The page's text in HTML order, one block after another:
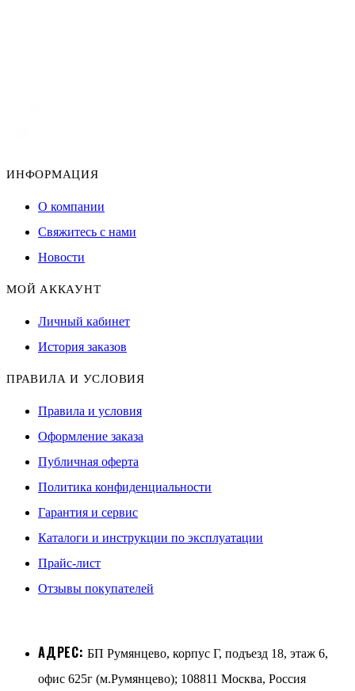
ИНФОРМАЦИЯ
О компании
Свяжитесь с нами
Новости
МОЙ АККАУНТ
Личный кабинет
История заказов
ПРАВИЛА И УСЛОВИЯ
Правила и условия
Оформление заказа
Публичная оферта
Политика конфиденциальности
Гарантия и сервис
Каталоги и инструкции по эксплуатации
Прайс-лист
Отзывы покупателей
АДРЕС: БП Румянцево, корпус Г, подъезд 18, этаж 6,
офис 625г (м.Румянцево); 108811 Москва, Россия